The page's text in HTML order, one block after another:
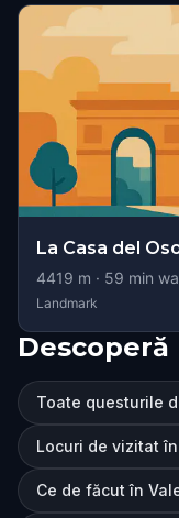
La Casa del
4419 m · 59 min
Landmark
Toate questurile
Locuri de vizitat
Ce de făcut în